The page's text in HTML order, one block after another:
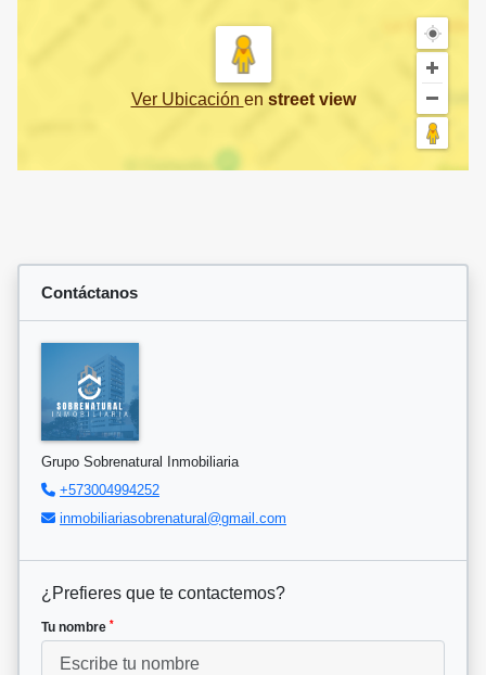
Ver Ubicación en street view
Contáctanos
Grupo Sobrenatural Inmobiliaria
+573004994252
inmobiliariasobrenatural@gmail.com
¿Prefieres que te contactemos?
Tu nombre *